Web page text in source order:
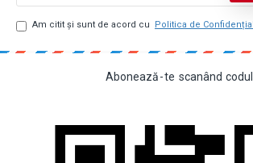
Am citit şi sunt de acord cu Politica de
Abonează-te scanând